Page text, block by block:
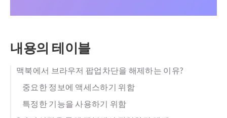
내용의 테이블
맥북에서 브라우저 팝업차단을 해제하는 이유?
중요한 정보에 액세스하기 위함
특정한 기능을 사용하기 위함